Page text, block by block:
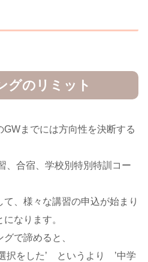
グのリミット
までには方向性を決断する
、合宿、学校別特別特訓コー
、様々な講習の申込が始まり
なります。
で諦めると、
択をした’ というより ’中学